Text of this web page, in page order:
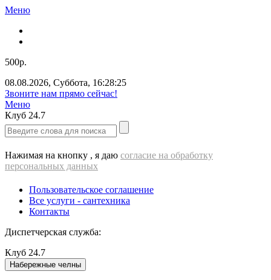
Меню
500р.
08.08.2026, Суббота, 16:28:25
Звоните нам прямо сейчас!
Меню
Клуб 24.7
Нажимая на кнопку , я даю согласие на обработку
персональных данных
Пользовательское соглашение
Все услуги - cантехника
Контакты
Диспетчерская служба:
Клуб 24.7
Набережные челны